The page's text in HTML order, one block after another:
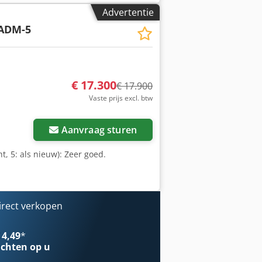
goedgekeurd ✅ 2 met
machine, enkele krassen en
inspectierapport, extra foto’s of
voor het opzoeken van meer
service opvallen: ✔ Grondige
garantie ✔ Veilige en flexibele
en informatie voor alle
Advertentie
5
€ 17.300€ 17.900
Vaste prijs excl. btw
Aanvraag sturen
5: als nieuw): Zeer goed.
verkopen
*
op u